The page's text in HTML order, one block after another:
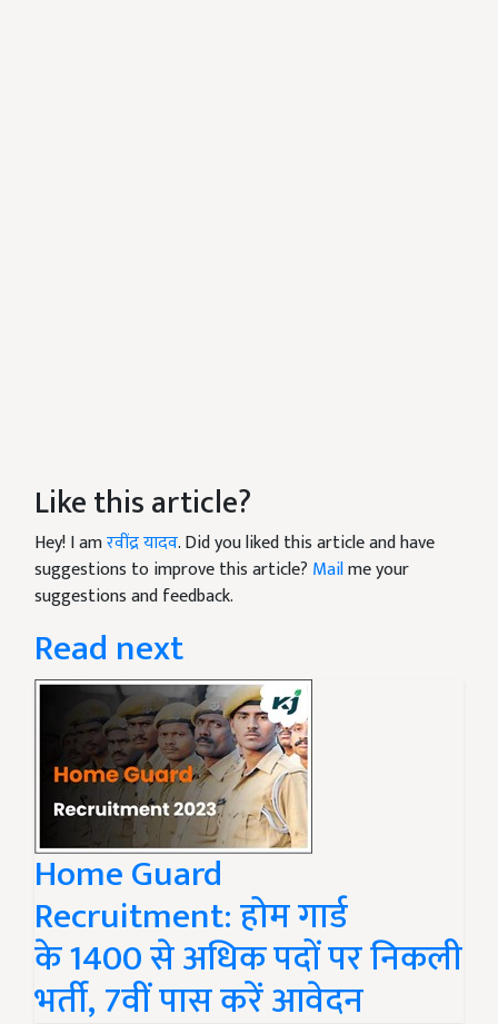
Like this article?
Hey! I amरवींद्र यादव. Did you liked this article and have
suggestions to improve this article? Mailme your
suggestions and feedback.
Read next
Home Guard
Recruitment: होम गार्ड
के 1400 से अधिक पदों पर निकली
भर्ती, 7वीं पास करें आवेदन